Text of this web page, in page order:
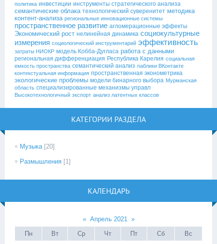
политика инвестиции инструменты стратегического анализа
семантические облака технологический суверенитет методика
контент-анализа региональные инновационные системы
пространственное развитие агломерационные эффекты
Экономический рост нелинейная динамика социокультурные
измерения социологический инструментарий эффективность
затраты НИОКР модель Кобба-Дугласа работа с данными
региональная дифференциация Республика Карелия социальная
емкость пространства семантический анализ паблики ВКонтакте
контекстуальная информация пространственная эконометрика
экологические проблемы модели бинарного выбора Мурманская
область специализированные механизмы управл
Высокотехнологичный экспорт анализ латентных классов
КАТЕГОРИИ РАЗДЕЛА
Музыка [20]
Размышления [1]
КАЛЕНДАРЬ
« Апрель 2021 »
Пн
Вт Ср Чт Пт Сб Вс